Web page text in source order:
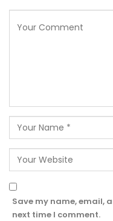
Save my name, email,
next time I comment.